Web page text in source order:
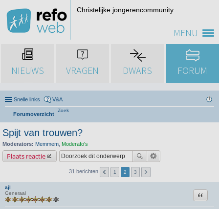
MENU
Christelijke jongerencommunity
NIEUWS VRAGEN DWARS FORUM
Snelle links V&A
Forumoverzicht
Zoek
Spijt van trouwen?
Moderators: Memmem Moderafo's
Plaats reactie
31 berichten 1 2 3
ajl
Generaal
Citeer